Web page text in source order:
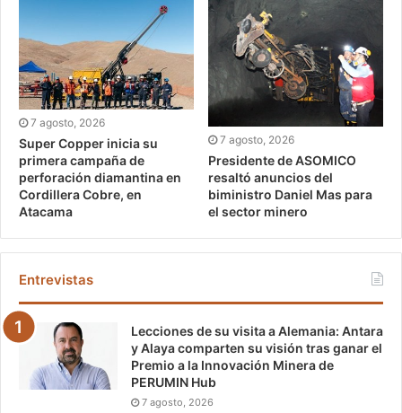
7 agosto, 2026
Super Copper inicia su
primera campaña de
perforación diamantina en
Cordillera Cobre, en
Atacama
7 agosto, 2026
Presidente de ASOMICO
resaltó anuncios del
biministro Daniel Mas para
el sector minero
Entrevistas
Lecciones de su visita a Alemania: Antara
y Alaya comparten su visión tras ganar el
Premio a la Innovación Minera de
PERUMIN Hub
7 agosto, 2026